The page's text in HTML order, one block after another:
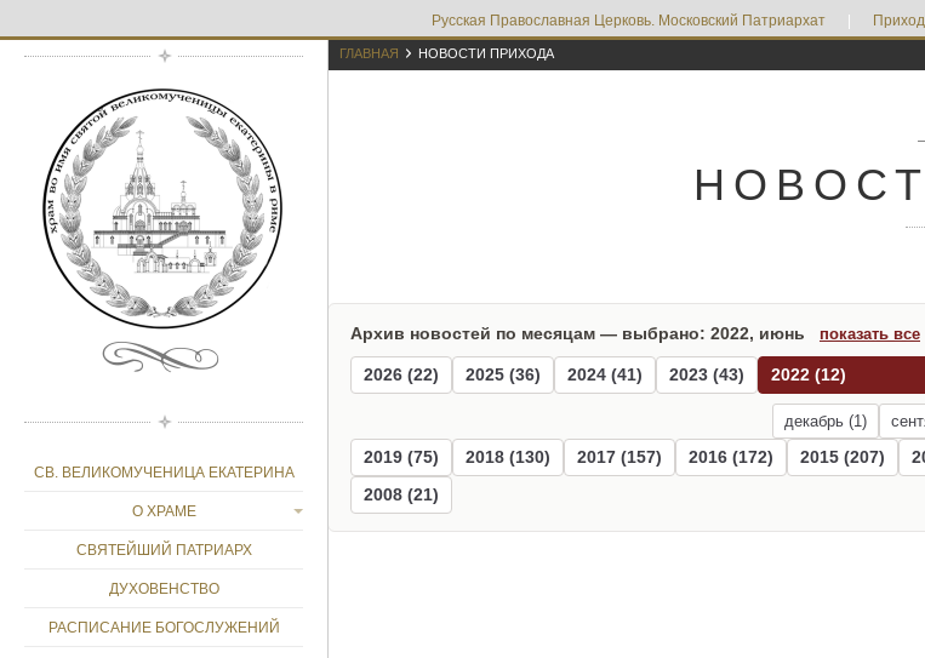
Русская Православная Церковь. Московский Патриархат
СВ. ВЕЛИКОМУЧЕНИЦА ЕКАТЕРИНА
О ХРАМЕ
СВЯТЕЙШИЙ ПАТРИАРХ
ДУХОВЕНСТВО
РАСПИСАНИЕ БОГОСЛУЖЕНИЙ
ГЛАВНАЯ  НОВОСТИ ПРИХОДА
Архив новостей по месяцам — выбрано: 2022, июнь показать все
2026 (22) 2025 (36) 2024 (41) 2023 (43) 2022 (12)
декабрь (1)
2019 (75) 2018 (130) 2017 (157) 2016 (172) 2015 (207)
2008 (21)